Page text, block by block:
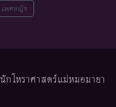
เพศหญิง
โหราศาสตร์แม่หมอมายา